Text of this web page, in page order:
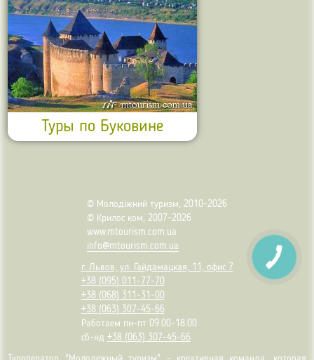
Туры по Буковине
© Молодіжний туризм, 2010-2026
© Крилос ком, 2007-2026
www.mtourism.com.ua
info@mtourism.com.ua
г. Львов, ул. Гайдамацкая, 11, офис 7
+38 (095) 011-77-70
+38 (068) 311-31-00
+38 (063) 307-45-66
Работаем пн-пт 09.00-18.00
сб-нд +38 (063) 307-45-66